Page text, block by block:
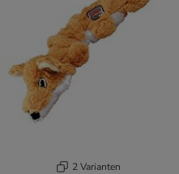
2 Varianten